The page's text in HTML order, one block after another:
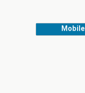
Mobile